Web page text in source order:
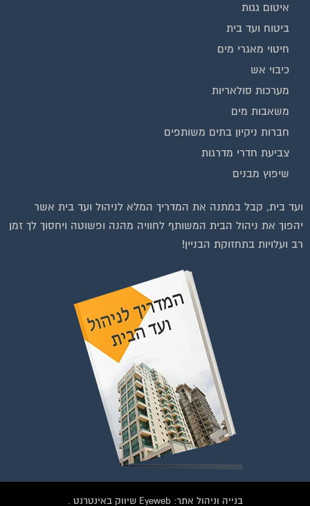
איטום גגות
ביטוח ועד בית
חיטוי מאגרי מים
כיבוי אש
מערכות סולאריות
משאבות מים
חברות ניקיון בתים משותפים
צביעת חדרי מדרגות
שיפוץ מבנים
ועד בית, קבל במתנה את המדריך המלא לניהול ועד בית אשר
יהפוך את ניהול הבית המשותף לחוויה מהנה ופשוטה ויחסוך לך זמן
רב ועלויות בתחזוקת הבניין!
בנייה וניהול אתר: Eyeweb שיווק באינטרנט .
להצטרפות לחצו על התמונה או על הכפתור ושלחו בקשת הצטרפות בדף
הקבוצה
לחץ למעבר לקבוצה